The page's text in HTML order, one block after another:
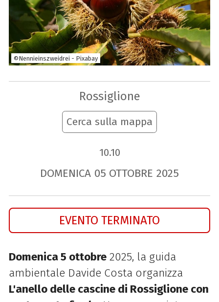
©Nennieinszweidrei - Pixabay
Rossiglione
Cerca sulla mappa
10.10
DOMENICA 05 OTTOBRE 2025
EVENTO TERMINATO
Domenica 5 ottobre2025, la guida
ambientale Davide Costa organizza
L'anello delle cascine di Rossiglione con